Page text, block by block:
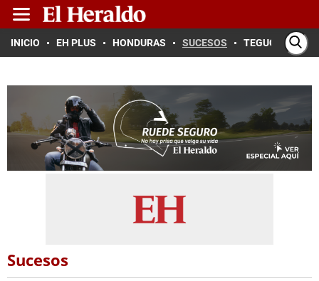
INICIO EH PLUS HONDURAS SUCESOS TEGUCIGALPA
Sucesos